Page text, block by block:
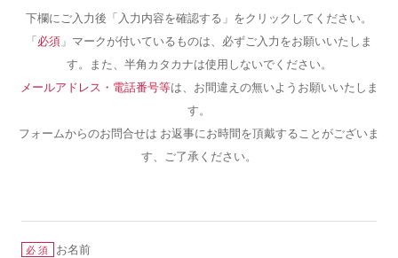
下欄にご入力後「入力内容を確認する」をクリックしてください。
「必須 」マークが付いているものは、必ずご入力をお願いいたしま
す。また、半角カタカナは使用しないでください。
メールアドレス・電話番号等は、お間違えの無いようお願いいたしま
す。
フォームからのお問合せは お返事にお時間を頂戴することがございま
す、ご了承ください。
必須 お名前